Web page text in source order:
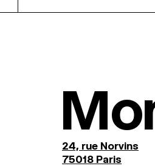
24, rue Norvins
75018 Paris